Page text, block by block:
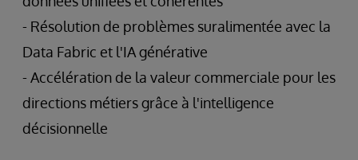
- Résolution de problèmes suralimentée avec la
Data Fabric et l'IA générative
- Accélération de la valeur commerciale pour les
directions métiers grâce à l'intelligence
décisionnelle